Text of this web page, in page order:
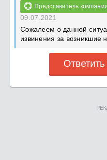
Представитель компании
09.07.2021
Сожалеем о данной
извинения за возникшие